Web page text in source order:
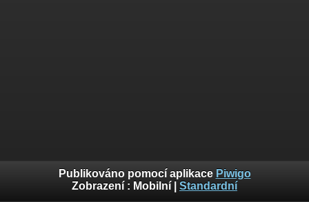
Publikováno pomocí aplikace Piwigo
Zobrazení : Mobilní Standardní